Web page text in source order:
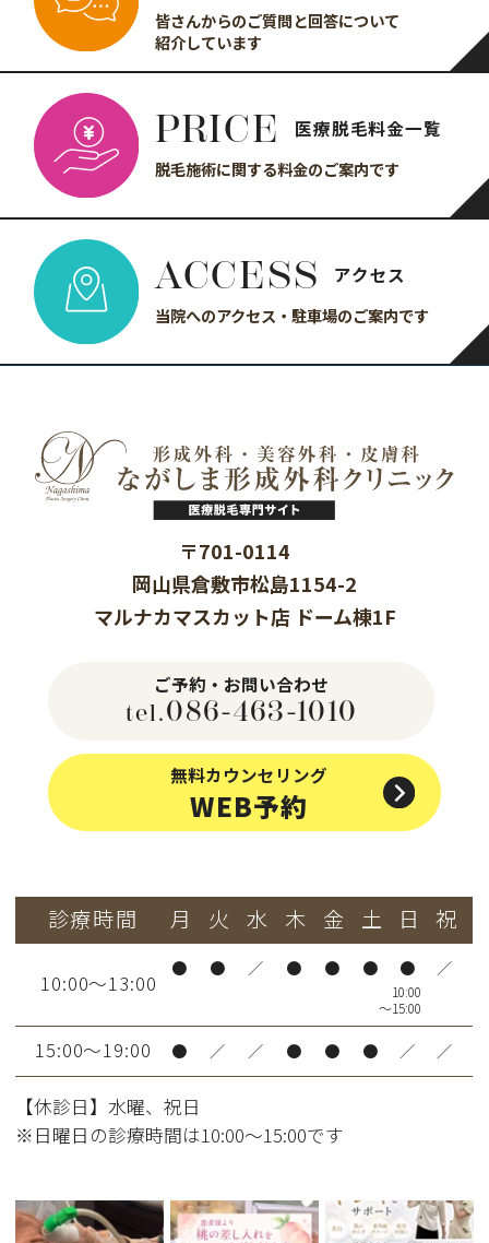
皆さんからのご質問と回答について
紹介しています
PRICE 医療脱毛料金一覧
脱毛施術に関する料金のご案内です
ACCESS アクセス
当院へのアクセス・駐車場のご案内です
〒701-0114
岡山県倉敷市松島1154-2
マルナカマスカット店 ドーム棟1F
ご予約・お問い合わせ
tel.086-463-1010
無料カウンセリング
WEB予約
診療時間 月 火 水 木 金 土 日 祝
10:00～13:00
● ● ／ ● ● ● ●
10:00
～15:00
／
15:00～19:00 ● ／ ／ ● ● ● ／ ／
【休診日】水曜、祝日
※日曜日の診療時間は10:00～15:00です